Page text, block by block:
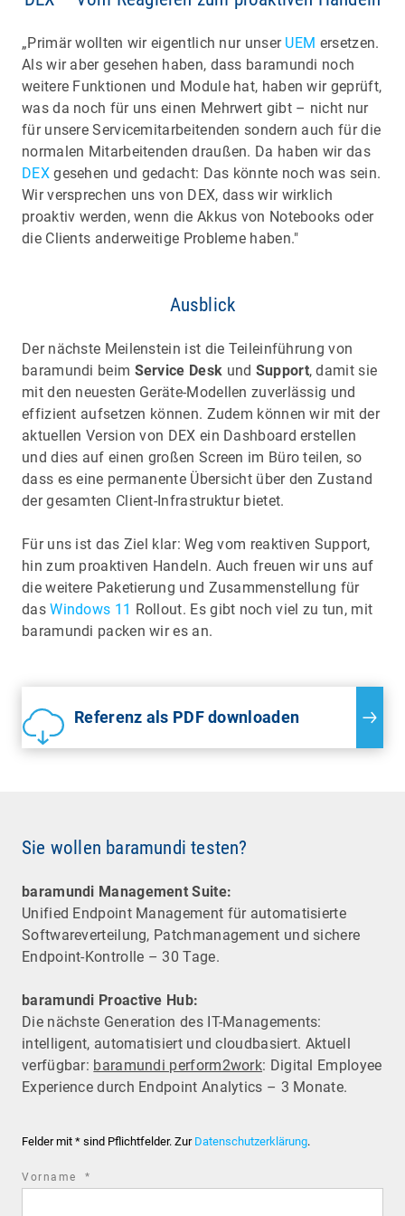
„Primär wollten wir eigentlich nur unser UEM ersetzen.
Als wir aber gesehen haben, dass baramundi noch
weitere Funktionen und Module hat, haben wir geprüft,
was da noch für uns einen Mehrwert gibt – nicht nur
für unsere Servicemitarbeitenden sondern auch für die
normalen Mitarbeitenden draußen. Da haben wir das
DEXgesehen und gedacht: Das könnte noch was sein.
Wir versprechen uns von DEX, dass wir wirklich
proaktiv werden, wenn die Akkus von Notebooks oder
die Clients anderweitige Probleme haben."
Ausblick
Der nächste Meilenstein ist die Teileinführung von
baramundi beim Service Desk und Support, damit sie
mit den neuesten Geräte-Modellen zuverlässig und
effizient aufsetzen können. Zudem können wir mit der
aktuellen Version von DEX ein Dashboard erstellen
und dies auf einen großen Screen im Büro teilen, so
dass es eine permanente Übersicht über den Zustand
der gesamten Client-Infrastruktur bietet.
Für uns ist das Ziel klar: Weg vom reaktiven Support,
hin zum proaktiven Handeln. Auch freuen wir uns auf
die weitere Paketierung und Zusammenstellung für
dasWindows 11 Rollout. Es gibt noch viel zu tun, mit
baramundi packen wir es an.
Referenz als PDF downloaden
Sie wollen baramundi testen?
baramundi Management Suite:
Unified Endpoint Management für automatisierte
Software­verteilung, Patchmanagement und sichere
Endpoint-Kontrolle – 30 Tage.
baramundi Proactive Hub:
Die nächste Generation des IT-Managements:
intelligent, automatisiert und cloudbasiert. Aktuell
verfügbar: baramundi perform2work: Digital Employee
Experience durch Endpoint Analytics – 3 Monate.
Felder mit * sind Pflichtfelder. Zur Datenschutzerklärung.
Vorname *